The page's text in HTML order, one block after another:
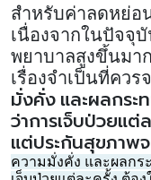
สำหรับค่าลดหย่อ
เนื่องจากในปัจจุ
พยาบาลสูงขึ้นมา
เรื่องจำเป็นที่ควร
มั่งคั่ง และผลกระท
ว่าการเจ็บป่วยแต่
แต่ประกันสุขภาพ
ความมั่งคั่ง และผลกร